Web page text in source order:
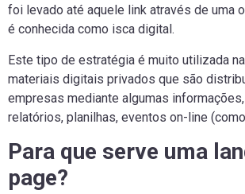
foi levado até aquele link através de uma
é conhecida como isca digital.
Este tipo de estratégia é muito utilizada
materiais digitais privados que são
empresas mediante algumas
relatórios, planilhas, eventos on-line
Para que serve uma
page?